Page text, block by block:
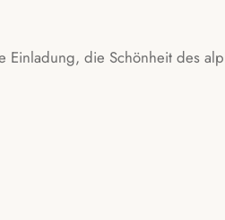
Einladung, die Schönheit des